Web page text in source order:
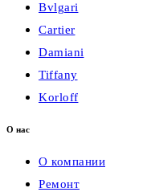
Bvlgari
Cartier
Damiani
Tiffany
Korloff
О нас
О компании
Ремонт